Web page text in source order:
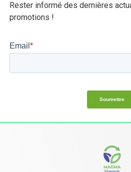
Rester informé des dernières
promotions !